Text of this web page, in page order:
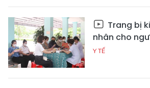
Trang bị
nhân cho
Y TẾ